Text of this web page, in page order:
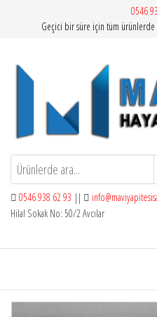
0546
Geçici bir süre için tüm ürünlerde
Mavi Yapı | Vitra
0546 938 62 93 ||
Hilal Sokak No: 50/2 Avcılar